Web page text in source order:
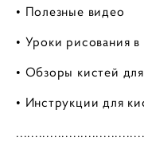
• Полезные видео
• Уроки рисования в
• Обзоры кистей
• Инструкции для